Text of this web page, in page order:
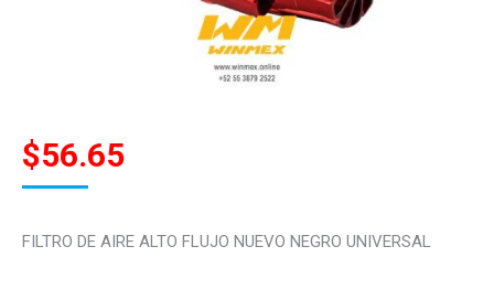
$56.65
FILTRO DE AIRE ALTO FLUJO NUEVO NEGRO UNIVERSAL